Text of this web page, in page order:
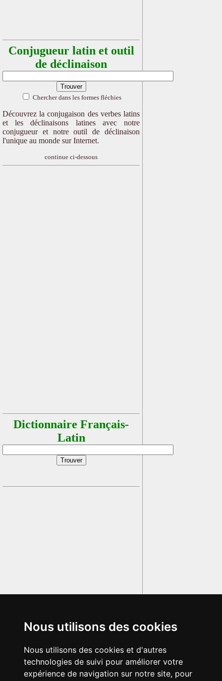
Nous utilisons des cookies
Nous utilisons des cookies et d'autres
technologies de suivi pour améliorer votre
expérience de navigation sur notre site, pour
Conjugueur latin et outil
de déclinaison
Chercher dans les formes fléchies
Découvrez la conjugaison des verbes latins
et les déclinaisons latines avec notre
conjugueur et notre outil de déclinaison
l'unique au monde sur Internet.
continue ci-dessous
Dictionnaire Français-
Latin